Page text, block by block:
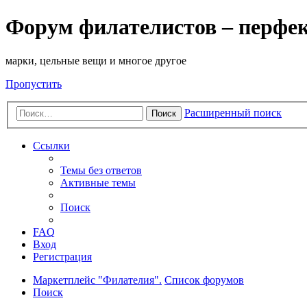
Форум филателистов –
марки, цельные вещи и многое другое
Пропустить
Поиск Расширенный поиск
Ссылки
Темы без ответов
Активные темы
Поиск
FAQ
Вход
Регистрация
Маркетплейс "Филателия". Список форумов
Поиск